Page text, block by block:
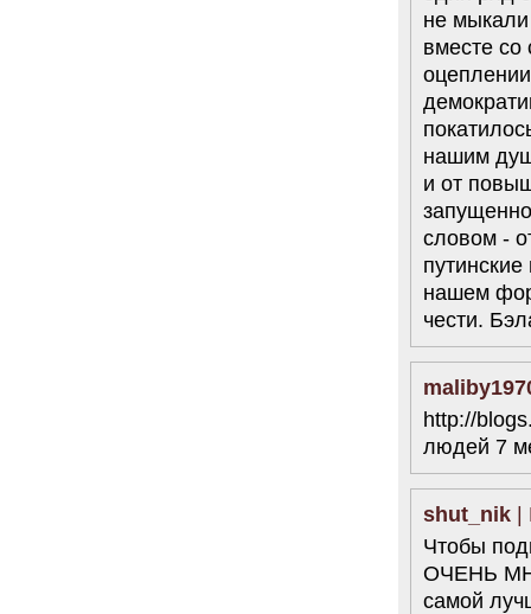
не мыкали
вместе со
нашим
и от
словом -
нашем
чести.
http://
людей 7
shut_nik |
Чтобы
ОЧЕНЬ
самой